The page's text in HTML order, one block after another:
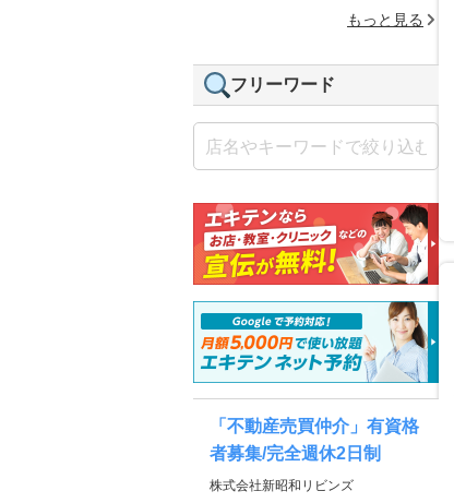
もっと見る
フリーワード
「不動産売買仲介」有資格
者募集/完全週休2日制
株式会社新昭和リビンズ